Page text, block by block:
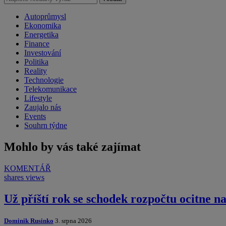
Autoprůmysl
Ekonomika
Energetika
Finance
Investování
Politika
Reality
Technologie
Telekomunikace
Lifestyle
Zaujalo nás
Events
Souhrn týdne
Mohlo by vás také zajímat
KOMENTÁŘ
shares views
Už příští rok se schodek rozpočtu ocitne
Dominik Rusinko 3. srpna 2026